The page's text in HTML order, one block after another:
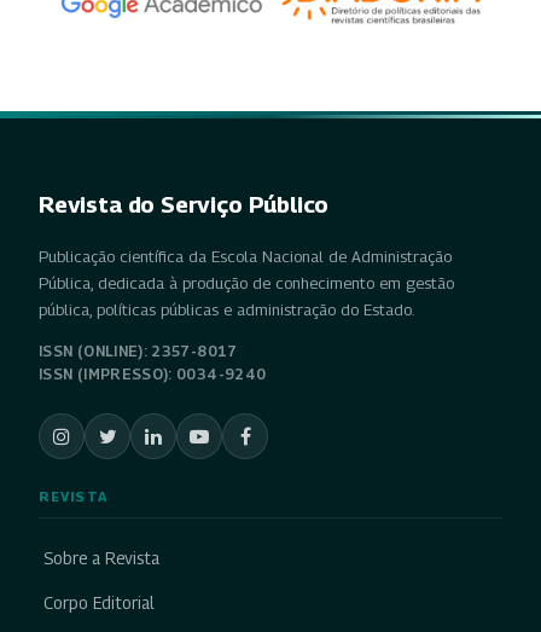
Revista do Serviço Público
Publicação científica da Escola Nacional de Administração
Pública, dedicada à produção de conhecimento em gestão
pública, políticas públicas e administração do Estado.
ISSN (ONLINE): 2357-8017
ISSN (IMPRESSO): 0034-9240
REVISTA
Sobre a Revista
Corpo Editorial